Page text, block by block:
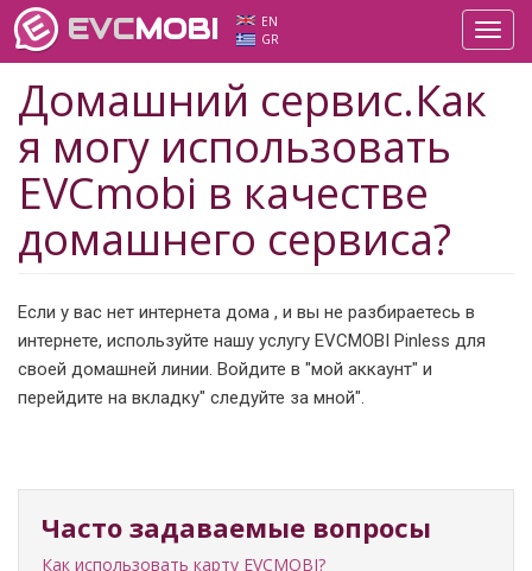
EVCMOBI
EN
GR
Домашний сервис.Как
я могу использовать
EVCmobi в качестве
домашнего сервиса?
Если у вас нет интернета дома , и вы не разбираетесь в
интернете, используйте нашу услугу EVCMOBI Pinless для
своей домашней линии. Войдите в "мой аккаунт" и
перейдите на вкладку" следуйте за мной".
Часто задаваемые вопросы
Как использовать карту EVCMOBI?